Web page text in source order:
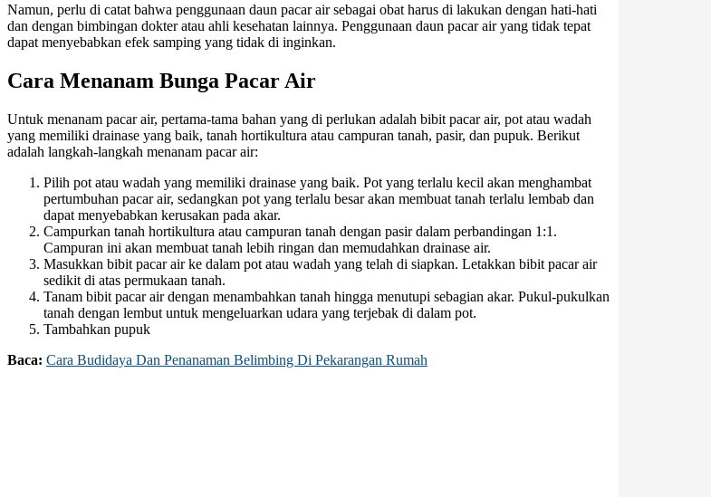
Namun, perlu di catat bahwa penggunaan daun pacar air sebagai obat harus di lakukan dengan hati-hati
dan dengan bimbingan dokter atau ahli kesehatan lainnya. Penggunaan daun pacar air yang tidak tepat
dapat menyebabkan efek samping yang tidak di inginkan.
Cara Menanam Bunga Pacar Air
Untuk menanam pacar air, pertama-tama bahan yang di perlukan adalah bibit pacar air, pot atau wadah
yang memiliki drainase yang baik, tanah hortikultura atau campuran tanah, pasir, dan pupuk. Berikut
adalah langkah-langkah menanam pacar air:
Pilih pot atau wadah yang memiliki drainase yang baik. Pot yang terlalu kecil akan menghambat
pertumbuhan pacar air, sedangkan pot yang terlalu besar akan membuat tanah terlalu lembab dan
dapat menyebabkan kerusakan pada akar.
Campurkan tanah hortikultura atau campuran tanah dengan pasir dalam perbandingan 1:1.
Campuran ini akan membuat tanah lebih ringan dan memudahkan drainase air.
Masukkan bibit pacar air ke dalam pot atau wadah yang telah di siapkan. Letakkan bibit pacar air
sedikit di atas permukaan tanah.
Tanam bibit pacar air dengan menambahkan tanah hingga menutupi sebagian akar. Pukul-pukulkan
tanah dengan lembut untuk mengeluarkan udara yang terjebak di dalam pot.
Tambahkan pupuk
Baca: Cara Budidaya Dan Penanaman Belimbing Di Pekarangan Rumah